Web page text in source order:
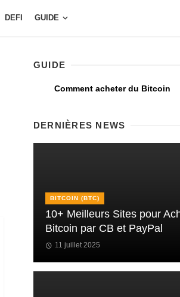
DEFI GUIDE
GUIDE
Comment acheter du Bitcoin
DERNIÈRES NEWS
BITCOIN (BTC)
10+ Meilleurs Sites pour
Bitcoin par CB et PayPal
11 juillet 2025